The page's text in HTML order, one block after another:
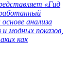
«Гид
анализа
модных показов,
как